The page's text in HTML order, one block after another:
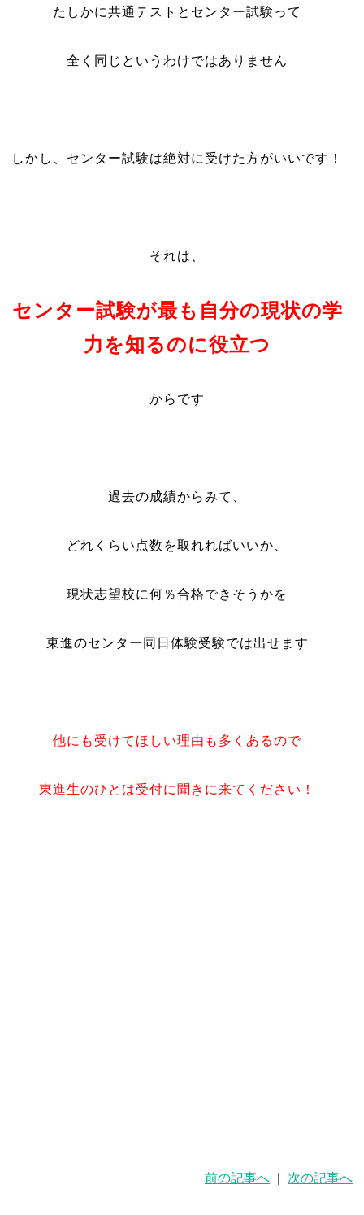
たしかに共通テストとセンター試験って
全く同じというわけではありません
しかし、センター試験は絶対に受けた方がいいです！
それは、
センター試験が最も自分の現状の学
力を知るのに役立つ
からです
過去の成績からみて、
どれくらい点数を取れればいいか、
現状志望校に何％合格できそうかを
東進のセンター同日体験受験では出せます
他にも受けてほしい理由も多くあるので
東進生のひとは受付に聞きに来てください！
前の記事へ 次の記事へ